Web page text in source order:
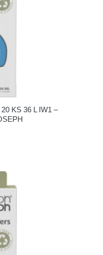
KS 36 L IW1 –